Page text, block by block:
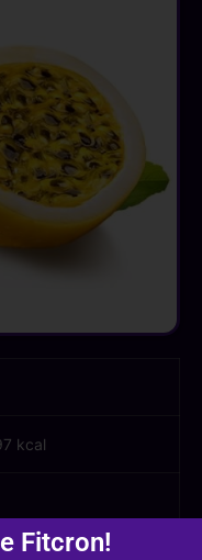
kcal
Fitcron!